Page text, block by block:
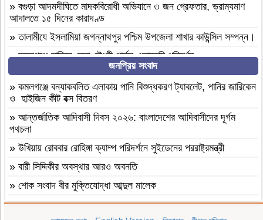
» বগুড়া আদমদীঘিতে মাদকবিরোধী অভিযানে ৩ জন গ্রেফতার, ভ্রাম্যমাণ
আদালতে ১৫ দিনের কারাদণ্ড
»‎তালামীযে ইসলামিয়া জগন্নাথপুর পশ্চিম উপজেলা শাখার কাউন্সিল সম্পন্ন।
»কমলগঞ্জে হাবিবুন নেছা চৌধুরী গার্লস একাডেমি পরিদর্শন
»আসামীরা জামিনে মুক্ত; মামলা আপোষের প্রস্তাব; বাদীর পরিবারকে হুমকি-
ধামকিকমলগঞ্জে বহুল আলোচিত স্কুল শিক্ষিকা হত্যার অভিযোগপত্র দাখিল
»
কমলগঞ্জে নিরাপদ সড়ক চাই এর পরিচিতি সভা অনুষ্ঠিত
»শোক সংবাদ॥ রসমোহন সিংহ ॥
ফ্যাসিবাদবিরোধী সমন্বিত শক্তির ফল জুলাই আন্দোলন: রেদোয়ান মাজহারি
বগুড়া আদমদীঘিতে হিন্দু গৃহবধূকে শ্লীলতাহানির চেষ্টার অভিযোগে
গ্রেপ্তার-১
» দশ বছ‌রে গ্রামীণ‌ফো‌সের মাইজিপি অ্যাপ
জনপ্রিয় সংবাদ
» কমলগঞ্জে বন্যাকবলিত এলাকায় পানি বিশুদ্ধকরণ ট্যাবলেট, পানির জারিকেন
ও হাইজিন কীট বক্স বিতরণ
» আন্তর্জাতিক আদিবাসী দিবস ২০২৬: বাংলাদেশের আদিবাসীদের দূর্গম
পথচলা
» উখিয়ায় রোববার রোহিঙ্গা ক্যাম্প পরিদর্শনে সুইডেনের পররাষ্ট্রমন্ত্রী
» বারী সিদ্দিকীর অবস্থার আরও অবনতি
» শোক সংবাদ বীর মুক্তিযোদ্ধা আব্দুল মালেক
»মৃত্যুবাষির্কী মোহাম্মদ ইলিয়াছ